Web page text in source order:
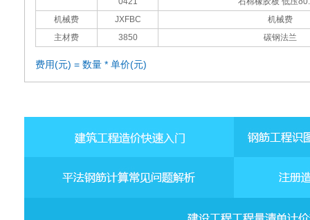
机械费
JXFBC
机械费
主材费
3850 碳钢法兰
费用(元) = 数量 * 单价(元)